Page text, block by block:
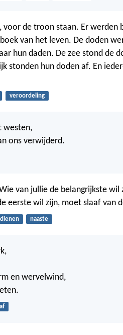
voor de troon staan. Er werden
van het leven. De doden
hun daden. De zee stond de
stonden hun doden af. En
veroordeling
westen,
ons verwijderd.
van jullie de belangrijkste wil
eerste wil zijn, moet slaaf van
dienen naaste
en wervelwind,